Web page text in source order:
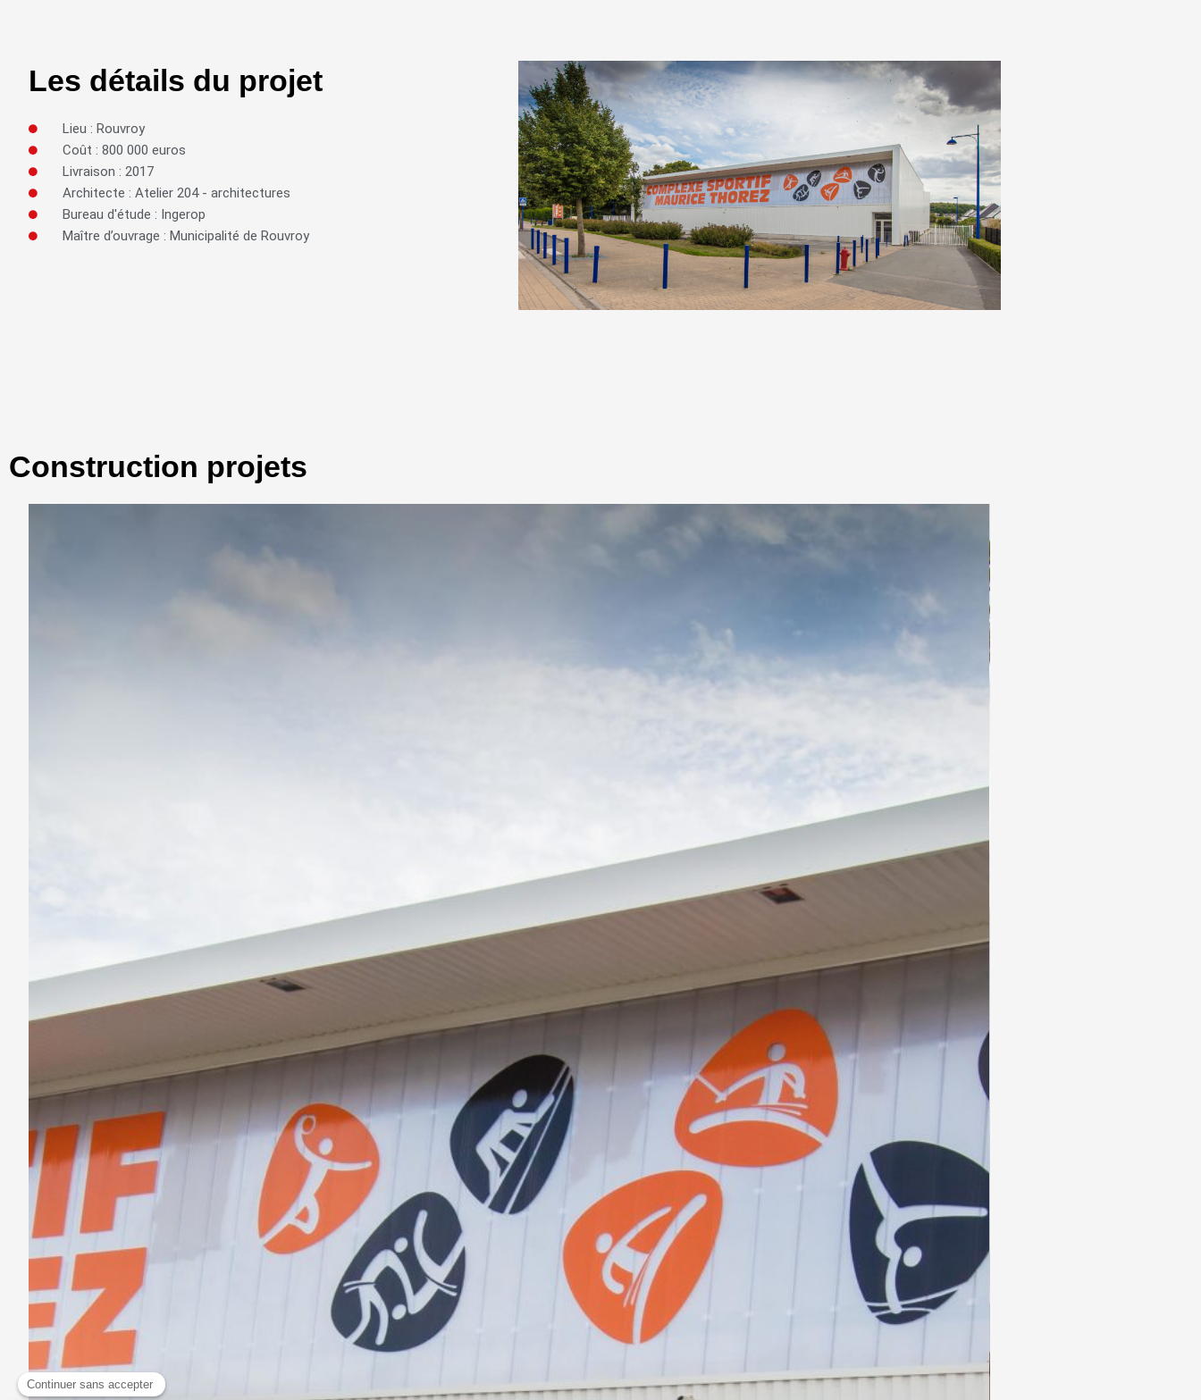
Les détails du projet
Lieu : Rouvroy
Coût : 800 000 euros
Livraison : 2017
Architecte : Atelier 204 - architectures
Bureau d'étude : Ingerop
Maître d’ouvrage : Municipalité de Rouvroy
Construction projets